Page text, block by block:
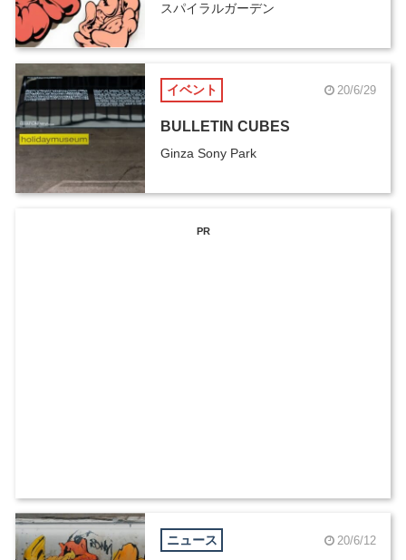
スパイラルガーデン
イベント 20/6/29
BULLETIN CUBES
Ginza Sony Park
PR
ニュース 20/6/12